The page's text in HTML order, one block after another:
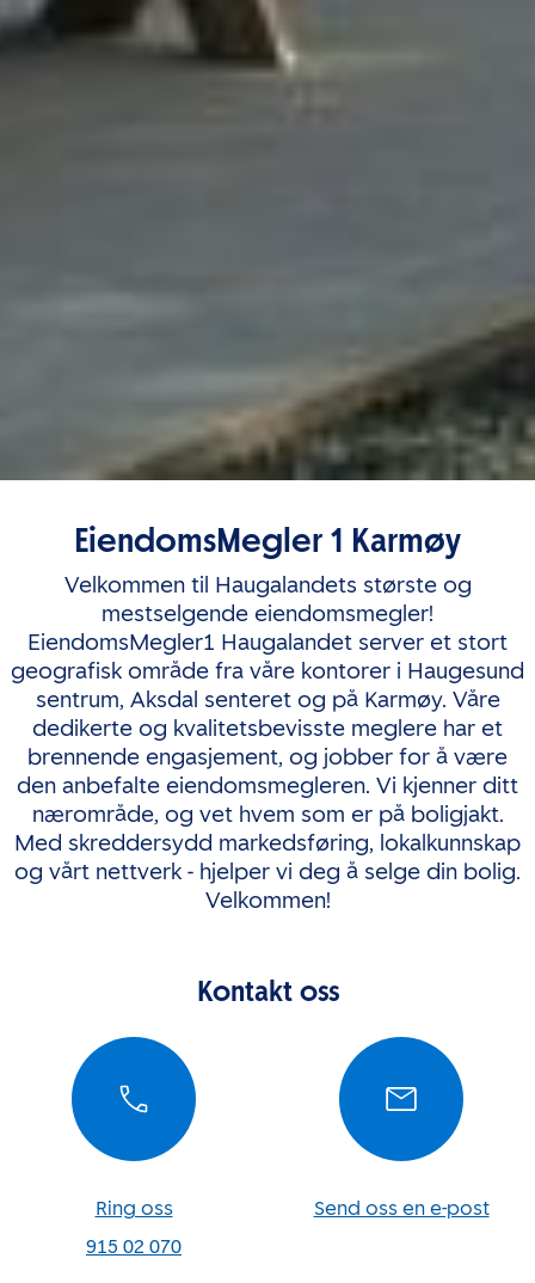
EiendomsMegler 1 Karmøy
Velkommen til Haugalandets største og
mestselgende eiendomsmegler!
EiendomsMegler1 Haugalandet server et stort
geografisk område fra våre kontorer i Haugesund
sentrum, Aksdal senteret og på Karmøy. Våre
dedikerte og kvalitetsbevisste meglere har et
brennende engasjement, og jobber for å være
den anbefalte eiendomsmegleren. Vi kjenner ditt
nærområde, og vet hvem som er på boligjakt.
Med skreddersydd markedsføring, lokalkunnskap
og vårt nettverk - hjelper vi deg å selge din bolig.
Velkommen!
Kontakt oss
Ring oss
915 02 070
Send oss en e-post